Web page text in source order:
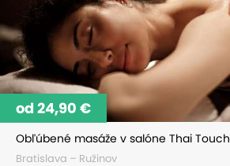
Obľúbené masáže v salóne Thai Touch
Bratislava – Ružinov
od 24,90 €